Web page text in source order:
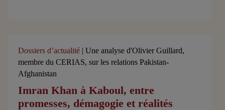
Dossiers d’actualité | Une analyse d'Olivier Guillard,
membre du CERIAS, sur les relations Pakistan-
Afghanistan
Imran Khan à Kaboul, entre
promesses, démagogie et réalités